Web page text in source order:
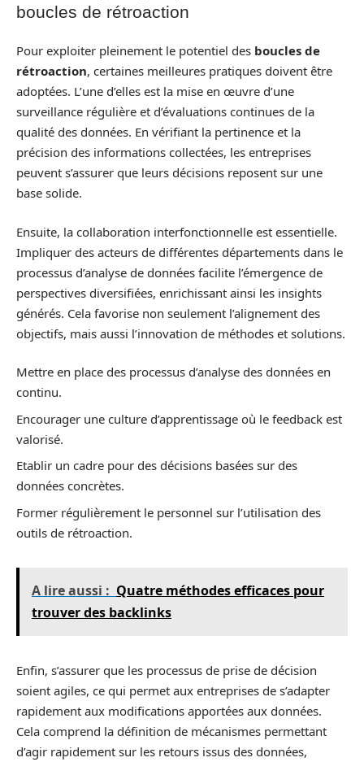
boucles de rétroaction
Pour exploiter pleinement le potentiel des boucles de
rétroaction, certaines meilleures pratiques doivent être
adoptées. L’une d’elles est la mise en œuvre d’une
surveillance régulière et d’évaluations continues de la
qualité des données. En vérifiant la pertinence et la
précision des informations collectées, les entreprises
peuvent s’assurer que leurs décisions reposent sur une
base solide.
Ensuite, la collaboration interfonctionnelle est essentielle.
Impliquer des acteurs de différentes départements dans le
processus d’analyse de données facilite l’émergence de
perspectives diversifiées, enrichissant ainsi les insights
générés. Cela favorise non seulement l’alignement des
objectifs, mais aussi l’innovation de méthodes et solutions.
Mettre en place des processus d’analyse des données en
continu.
Encourager une culture d’apprentissage où le feedback est
valorisé.
Etablir un cadre pour des décisions basées sur des
données concrètes.
Former régulièrement le personnel sur l’utilisation des
outils de rétroaction.
A lire aussi : Quatre méthodes efficaces pour
trouver des backlinks
Enfin, s’assurer que les processus de prise de décision
soient agiles, ce qui permet aux entreprises de s’adapter
rapidement aux modifications apportées aux données.
Cela comprend la définition de mécanismes permettant
d’agir rapidement sur les retours issus des données,